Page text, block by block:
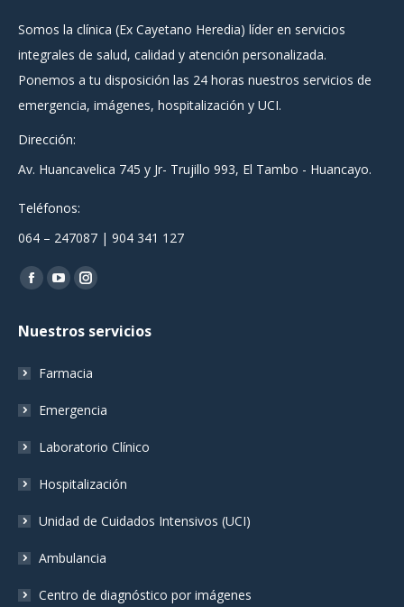
Somos la clínica (Ex Cayetano Heredia) líder en servicios
integrales de salud, calidad y atención personalizada.
Ponemos a tu disposición las 24 horas nuestros servicios de
emergencia, imágenes, hospitalización y UCI.
Dirección:
Av. Huancavelica 745 y Jr- Trujillo 993, El Tambo - Huancayo.
Teléfonos:
064 – 247087 | 904 341 127
Encuéntranos en:
Facebook
opens
new
window
YouTube
opens
new
window
Instagram
opens
new
window
Nuestros servicios
Farmacia
Emergencia
Laboratorio Clínico
Hospitalización
Unidad de Cuidados Intensivos (UCI)
Ambulancia
Centro de diagnóstico por imágenes